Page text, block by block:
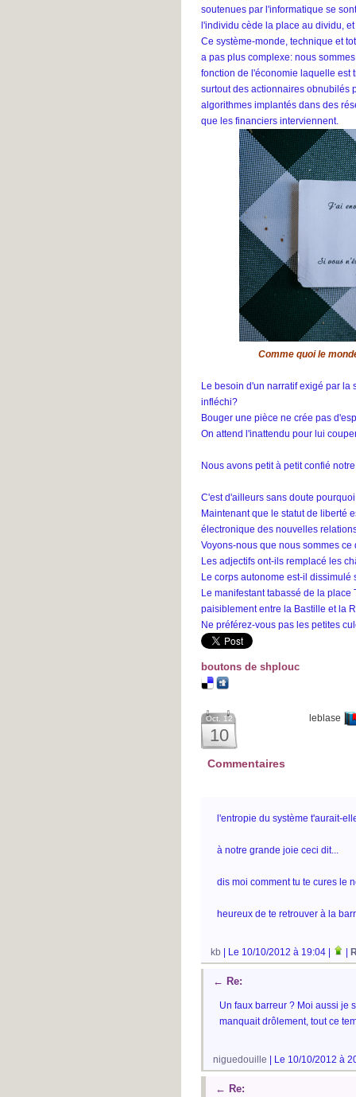
soutenues par l'informatique se
l'individu cède la place au dividu,
Ce système-monde, technique et
a pas plus complexe: nous
fonction de l'économie laquelle est
surtout des actionnaires obnubilés
algorithmes implantés dans des
que les financiers interviennent.
Comme quoi le
Le besoin d'un narratif exigé par
infléchi?
Bouger une pièce ne crée pas
On attend l'inattendu pour lui
Nous avons petit à petit confié
C'est d'ailleurs sans doute
Maintenant que le statut de liberté
électronique des nouvelles
Voyons-nous que nous sommes
Les adjectifs ont-ils remplacé les
Le corps autonome est-il
Le manifestant tabassé de la
paisiblement entre la Bastille et la
Ne préférez-vous pas les petites
boutons de shplouc
Oct. 12
10
leblase
Commentaires
l'entropie du système t'aurait-
à notre grande joie ceci dit...
dis moi comment tu te cures le
heureux de te retrouver à la
kb | Le 10/10/2012 à 19:04 | |
← Re:
Un faux barreur ? Moi aussi je
manquait drôlement, tout ce
niguedouille | Le 10/10/2012 à
← Re: